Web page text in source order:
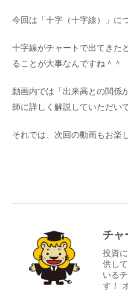
今回は「十字（十字線）」に
十字線がチャートで出てきた
ることが大事なんですね＾＾
動画内では「出来高との関係
師に詳しく解説していただい
それでは、次回の動画もお楽
チャ
投資
供し
いる
す！